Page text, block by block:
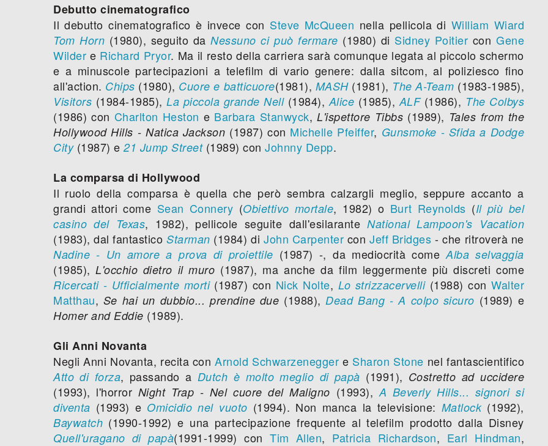
Debutto cinematografico
Il debutto cinematografico è invece con Steve McQueen nella pellicola di William Wiard
Tom Horn (1980), seguito daNessuno ci può fermare (1980) di Sidney Poitier conGene
Wilder e Richard Pryor. Ma il resto della carriera sarà comunque legata al piccolo schermo
e a minuscole partecipazioni a telefilm di vario genere: dalla sitcom, al poliziesco fino
all'action. Chips (1980), Cuore e batticuore(1981), MASH(1981), The A-Team (1983-1985),
Visitors (1984-1985),La piccola grande Nell(1984), Alice (1985), ALF(1986), The Colbys
(1986) con Charlton Heston e Barbara Stanwyck,L'ispettore Tibbs (1989), Tales from the
Hollywood Hills - Natica Jackson (1987) con Michelle Pfeiffer, Gunsmoke - Sfida a Dodge
City(1987) e 21 Jump Street(1989) con Johnny Depp.
La comparsa di Hollywood
Il ruolo della comparsa è quella che però sembra calzargli meglio, seppure accanto a
grandi attori come Sean Connery (Obiettivo mortale, 1982) o Burt Reynolds (Il più bel
casino del Texas, 1982), pellicole seguite dall'esilaranteNational Lampoon's Vacation
(1983), dal fantasticoStarman (1984) di John Carpenter conJeff Bridges - che ritroverà ne
Nadine - Un amore a prova di proiettile (1987) -, da mediocrità comeAlba selvaggia
(1985),L'occhio dietro il muro (1987), ma anche da film leggermente più discreti come
Ricercati - Ufficialmente morti(1987) con Nick Nolte, Lo strizzacervelli(1988) con Walter
Matthau, Se hai un dubbio... prendine due (1988), Dead Bang - A colpo sicuro (1989) e
Homer and Eddie (1989).
Gli Anni Novanta
Negli Anni Novanta, recita conArnold Schwarzenegger e Sharon Stone nel fantascientifico
Atto di forza, passando a Dutch è molto meglio di papà (1991), Costretto ad uccidere
(1993), l'horror Night Trap - Nel cuore del Maligno (1993), A Beverly Hills... signori si
diventa (1993) e Omicidio nel vuoto (1994). Non manca la televisione: Matlock(1992),
Baywatch (1990-1992) e una partecipazione frequente al telefilm prodotto dalla Disney
Quell'uragano di papà(1991-1999) conTim Allen, Patricia Richardson, Earl Hindman,